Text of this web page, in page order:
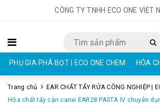
CÔNG TY TNHH ECO ONE VIỆT
PHỤ GIA PHÁ BỌT | ECO ONE CHEM HÓA
Trang chủ
EAR CHẤT TẨY RỬA CÔNG NGHIỆP |
Hóa chất tẩy cặn canxi EAR28 PASTA IV chuyên